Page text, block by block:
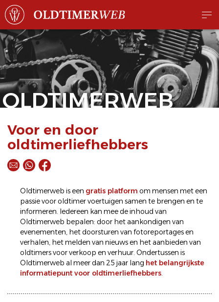
OLDTIMERWEB
Voor en door
oldtimerliefhebbers
Oldtimerweb is een gratis platform om mensen met een
passie voor oldtimer voertuigen samen te brengen en te
informeren. Iedereen kan mee de inhoud van
Oldtimerweb bepalen: door het aankondigen van
evenementen, het doorsturen van fotoreportages en
verhalen, het melden van nieuws en het aanbieden van
oldtimers voorverkoop en verhuur. Ondertussen is
Oldtimerweb al meer dan 25 jaar lang het belangrijkste
informatiepunt voor oldtimerliefhebbers.